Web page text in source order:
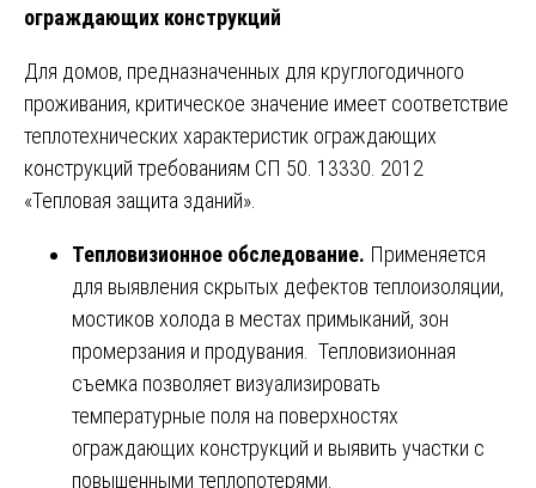
ограждающих конструкций
Для домов, предназначенных для круглогодичного
проживания, критическое значение имеет соответствие
теплотехнических характеристик ограждающих
конструкций требованиям СП 50. 13330. 2012
«Тепловая защита зданий».
Тепловизионное обследование. Применяется
для выявления скрытых дефектов теплоизоляции,
мостиков холода в местах примыканий, зон
промерзания и продувания. Тепловизионная
съемка позволяет визуализировать
температурные поля на поверхностях
ограждающих конструкций и выявить участки с
повышенными теплопотерями.